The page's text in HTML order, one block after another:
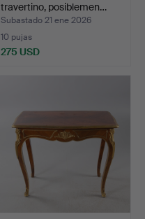
travertino, posiblemen…
Subastado 21 ene 2026
10 pujas
275 USD